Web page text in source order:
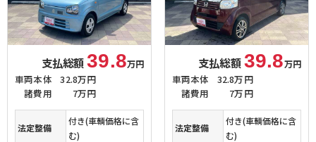
支払総額39.8万円
車両本体
32.8万円
諸費用
7万円
法定整備
付き(車輌価格に含
む)
支払総額39.8万円
車両本体
32.8万円
諸費用
7万円
法定整備
付き(車輌価格に含
む)